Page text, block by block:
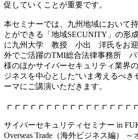
促していくことが重要です。
本セミナーでは、九州地域において
とができる「地域SECUNITY」の形
に九州大学 教授 小出 洋氏をお迎
外でご活躍のTMI総合法律事務所
様のほかサイバーセキュリティ業界
ジネスを中心とした“いま考えるべき
ーマにご講演いただきます。
サイバーセキュリティセミナー in
Overseas Trade（海外ビジネス編） ～